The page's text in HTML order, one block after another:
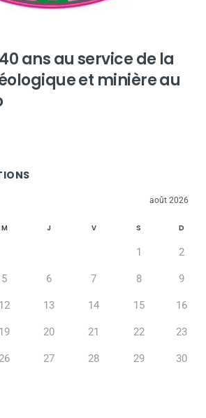
40 ans au service de la
et minière au
août 2026
M J V S D
1 2
5 6 7 8 9
12 13 14 15 16
19 20 21 22 23
27 28 29 30